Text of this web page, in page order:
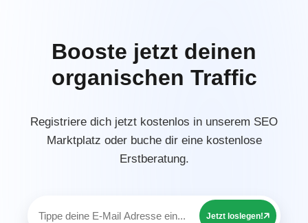
Booste jetzt deinen
organischen Traffic
Registriere dich jetzt kostenlos in unserem SEO
Marktplatz oder buche dir eine kostenlose
Erstberatung.
Jetzt loslegen!